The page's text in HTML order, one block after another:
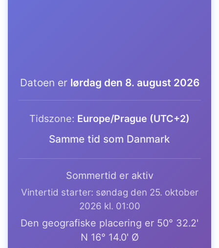
Datoen er lørdag den 8. august 2026
Tidszone: Europe/Prague (UTC+2)
Samme tid som Danmark
Sommertid er aktiv
Vintertid starter: søndag den 25. oktober
2026 kl. 01:00
Den geografiske placering er 50° 32.2'
N 16° 14.0' Ø